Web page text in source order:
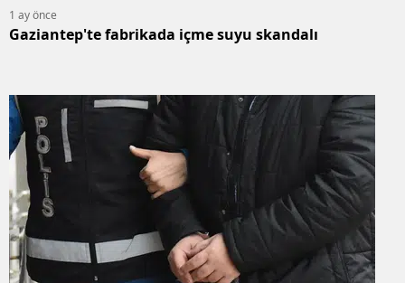
1 ay önce
Gaziantep'te fabrikada içme suyu skandalı